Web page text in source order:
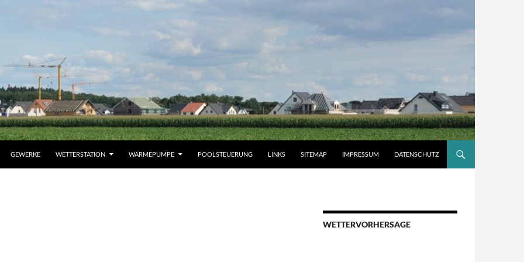
GEWERKE WETTERSTATION WÄRMEPUMPE POOLSTEUERUNG LINKS SITEMAP IMPRESSUM DATENSCHUTZ
WETTERVORHERSAGE